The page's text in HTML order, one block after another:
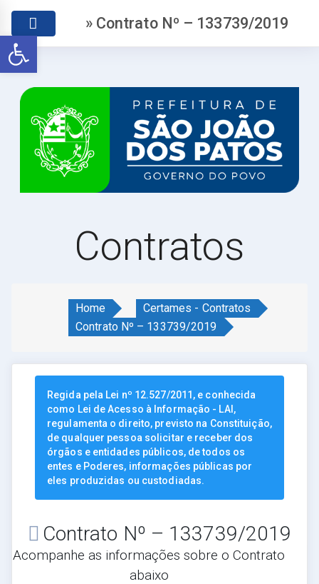
Abrir a barra de ferramentas
» Contrato Nº – 133739/2019
Contratos
Home
Certames - Contratos
Contrato Nº – 133739/2019
Regida pela Lei nº 12.527/2011, e conhecida
como Lei de Acesso à Informação - LAI,
regulamenta o direito, previsto na Constituição,
de qualquer pessoa solicitar e receber dos
órgãos e entidades públicos, de todos os
entes e Poderes, informações públicas por
eles produzidas ou custodiadas.
Contrato Nº – 133739/2019
Acompanhe as informações sobre o Contrato
abaixo